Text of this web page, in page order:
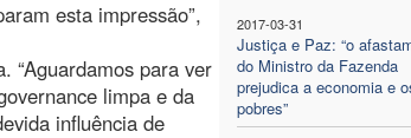
2017-03-31
Justiça e Paz: “o
do Ministro da Fazenda
prejudica a economia e
pobres”
esta impressão”,
“Aguardamos para ver
limpa e da
influência de